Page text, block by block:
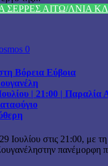
ΣΕΡΡΕΣ ΑΙΤΩ/ΛΝΙΑ
0
Βόρεια Εύβοια
| 21:00 | Παραλία
Ιουλίου στις 21:00, με
πανέμορφη